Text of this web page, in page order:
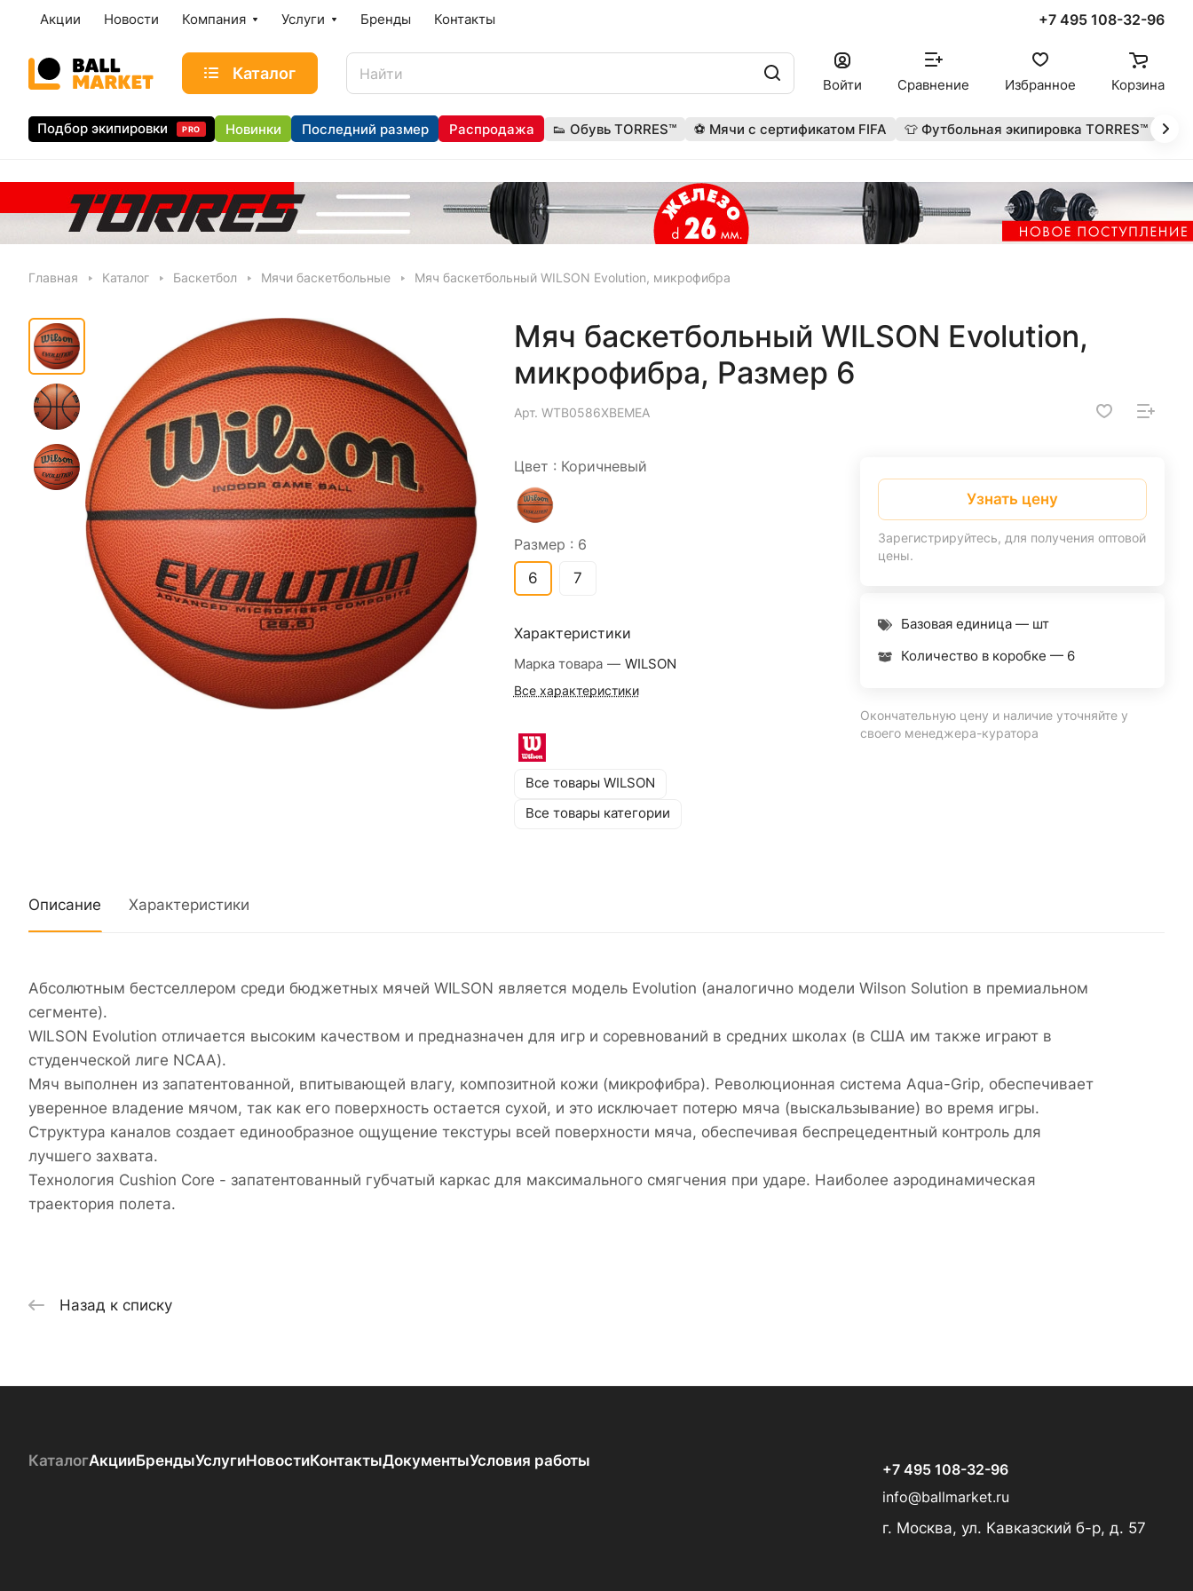
Акции Новости Компания Услуги Бренды Контакты +7 495 108-32-96
Каталог
Войти Сравнение Избранное Корзина
Подбор экипировки PRO Новинки Последний размер Распродажа 👟 Обувь TORRES™ ⚽ Мячи с сертификатом FIFA 👕 Футбольная экипировка TORRES™ 🔥
Главная Каталог Баскетбол Мячи баскетбольные Мяч баскетбольный WILSON Evolution, микрофибра
Мяч баскетбольный WILSON Evolution,
микрофибра, Размер 6
Арт. WTB0586XBEMEA
Цвет : Коричневый
Размер : 6
6 7
Характеристики
Марка товара — WILSON
Все характеристики
Все товары WILSON
Все товары категории
Узнать цену
Зарегистрируйтесь, для получения оптовой
цены.
Базовая единица — шт
Количество в коробке — 6
Окончательную цену и наличие уточняйте у
своего менеджера-куратора
Описание Характеристики
Абсолютным бестселлером среди бюджетных мячей WILSON является модель Evolution (аналогично модели Wilson Solution в премиальном
сегменте).
WILSON Evolution отличается высоким качеством и предназначен для игр и соревнований в средних школах (в США им также играют в
студенческой лиге NCAA).
Мяч выполнен из запатентованной, впитывающей влагу, композитной кожи (микрофибра). Революционная система Aqua-Grip, обеспечивает
уверенное владение мячом, так как его поверхность остается сухой, и это исключает потерю мяча (выскальзывание) во время игры.
Структура каналов создает единообразное ощущение текстуры всей поверхности мяча, обеспечивая беспрецедентный контроль для
лучшего захвата.
Технология Cushion Core - запатентованный губчатый каркас для максимального смягчения при ударе. Наиболее аэродинамическая
траектория полета.
Назад к списку
КаталогАкцииБрендыУслугиНовостиКонтактыДокументыУсловия работы
+7 495 108-32-96
info@ballmarket.ru
г. Москва, ул. Кавказский б-р, д. 57